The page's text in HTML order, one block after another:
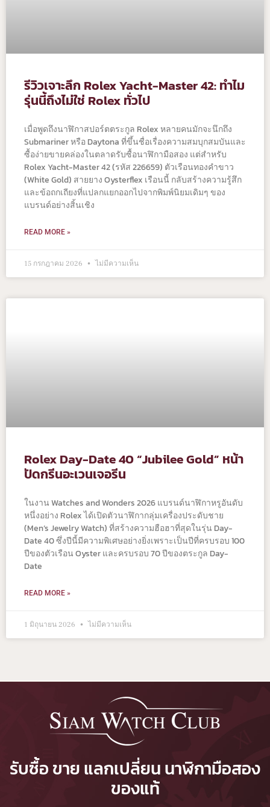
รีวิวเจาะลึก Rolex Yacht-Master 42: ทำไม
รุ่นนี้ถึงไม่ใช่ Rolex ทั่วไป
เมื่อพูดถึงนาฬิกาสปอร์ตตระกูล Rolex หลายคนมักจะนึกถึง
Submariner หรือ Daytona ที่ขึ้นชื่อเรื่องความสมบุกสมบันและ
ซื้อง่ายขายคล่องในตลาดรับซื้อนาฬิกามือสอง แต่สำหรับ
Rolex Yacht-Master 42 (รหัส 226659) ตัวเรือนทองคำขาว
(White Gold) สายยาง Oysterflex เรือนนี้ กลับสร้างความรู้สึก
และข้อถกเถียงที่แปลกแยกออกไปจากพิมพ์นิยมเดิมๆ ของ
แบรนด์อย่างสิ้นเชิง
READ MORE »
15 กรกฎาคม 2026 ไม่มีความเห็น
Rolex Day-Date 40 “Jubilee Gold” หน้า
ปัดกรีนอะเวนเจอรีน
ในงาน Watches and Wonders 2026 แบรนด์นาฬิกาหรูอันดับ
หนึ่งอย่าง Rolex ได้เปิดตัวนาฬิกากลุ่มเครื่องประดับชาย
(Men’s Jewelry Watch) ที่สร้างความฮือฮาที่สุดในรุ่น Day-
Date 40 ซึ่งปีนี้มีความพิเศษอย่างยิ่งเพราะเป็นปีที่ครบรอบ 100
ปีของตัวเรือน Oyster และครบรอบ 70 ปีของตระกูล Day-
Date
READ MORE »
1 มิถุนายน 2026 ไม่มีความเห็น
รับซื้อ ขาย แลกเปลี่ยน นาฬิกามือสอง
ของแท้